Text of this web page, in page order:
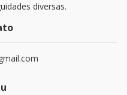
diversas.